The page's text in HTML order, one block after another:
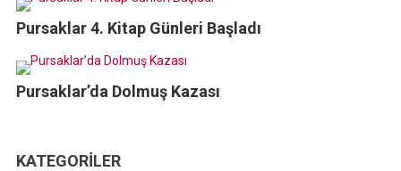
Pursaklar 4. Kitap Günleri Başladı
Pursaklar’da Dolmuş Kazası
KATEGORILER